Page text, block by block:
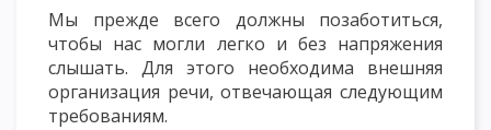
Мы прежде всего должны позаботиться,
чтобы нас могли легко и без напряжения
слышать. Для этого необходима внешняя
организация речи, отвечающая следующим
требованиям.